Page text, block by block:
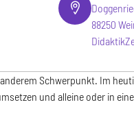
88250
Schwerpunkt. Im
und alleine oder in